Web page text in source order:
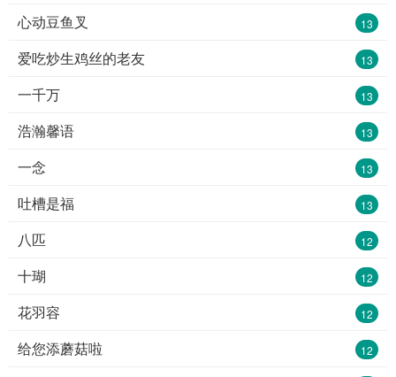
13
心动豆鱼叉
13
爱吃炒生鸡丝的老友
13
一千万
13
浩瀚馨语
13
一念
13
吐槽是福
12
八匹
12
十瑚
12
花羽容
12
给您添蘑菇啦